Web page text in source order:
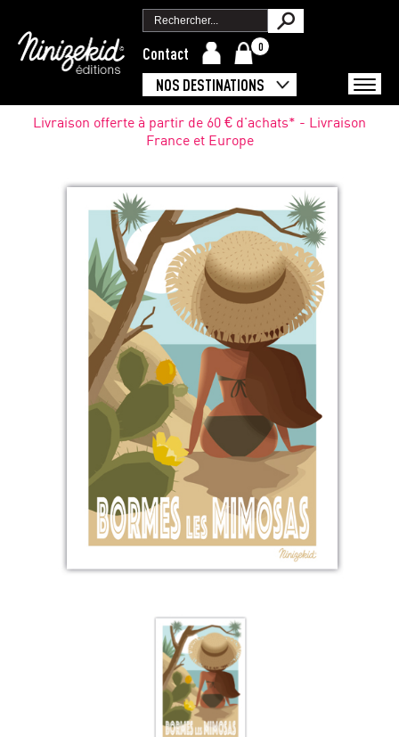
Contact 0
NOS DESTINATIONS
Livraison offerte à partir de 60 € d'achats* - Livraison
France et Europe